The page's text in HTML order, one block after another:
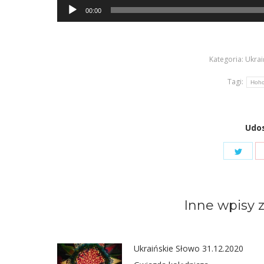
Odtwarzacz
plików
00:00
Kategoria:
Tagi:
Inne wpisy
Ukraińskie Słowo 31.12.2020